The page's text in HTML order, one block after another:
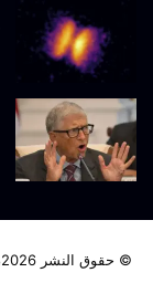
© حقوق النشر 2026، جميع الحقوق محفوظة لدى موقع دليلي الاخبارية |